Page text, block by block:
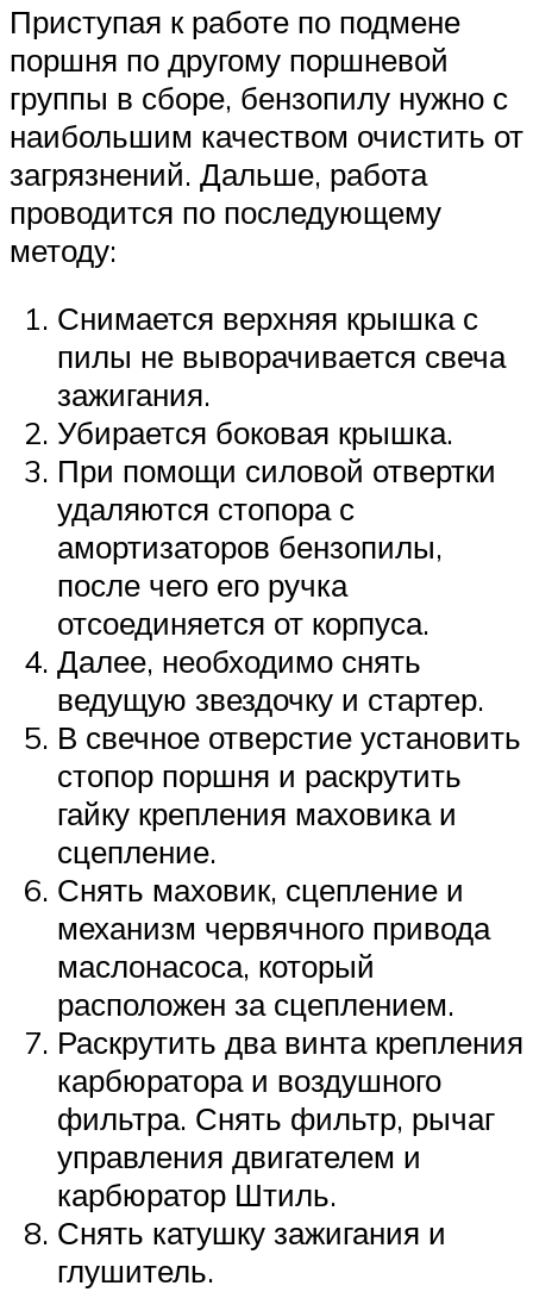
Приступая к работе по подмене
поршня по другому поршневой
группы в сборе, бензопилу нужно с
наибольшим качеством очистить от
загрязнений. Дальше, работа
проводится по последующему
методу:
Снимается верхняя крышка с
пилы не выворачивается свеча
зажигания.
Убирается боковая крышка.
При помощи силовой отвертки
удаляются стопора с
амортизаторов бензопилы,
после чего его ручка
отсоединяется от корпуса.
Далее, необходимо снять
ведущую звездочку и стартер.
В свечное отверстие установить
стопор поршня и раскрутить
гайку крепления маховика и
сцепление.
Снять маховик, сцепление и
механизм червячного привода
маслонасоса, который
расположен за сцеплением.
Раскрутить два винта крепления
карбюратора и воздушного
фильтра. Снять фильтр, рычаг
управления двигателем и
карбюратор Штиль.
Снять катушку зажигания и
глушитель.